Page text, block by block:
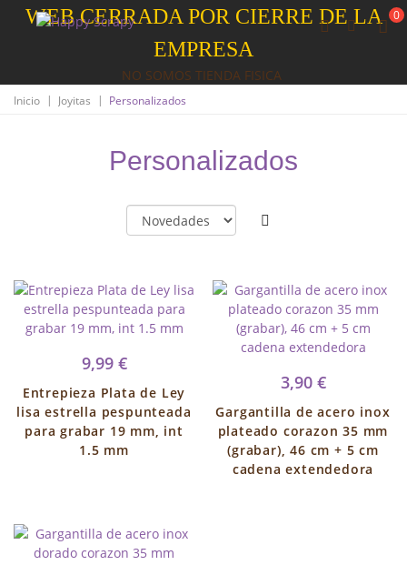
WEB CERRADA POR CIERRE DE LA
EMPRESA
NO SOMOS TIENDA FISICA
0
Inicio | Joyitas | Personalizados
Personalizados
9,99 €
Entrepieza Plata de Ley
lisa estrella pespunteada
para grabar 19 mm, int
1.5 mm
3,90 €
Gargantilla de acero inox
plateado corazon 35 mm
(grabar), 46 cm + 5 cm
cadena extendedora